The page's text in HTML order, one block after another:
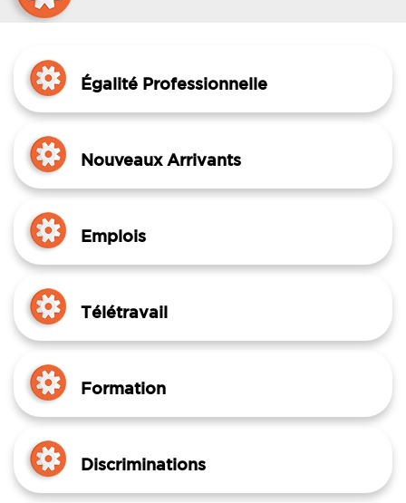
Égalité Professionnelle
Nouveaux Arrivants
Emplois
Télétravail
Formation
Discriminations